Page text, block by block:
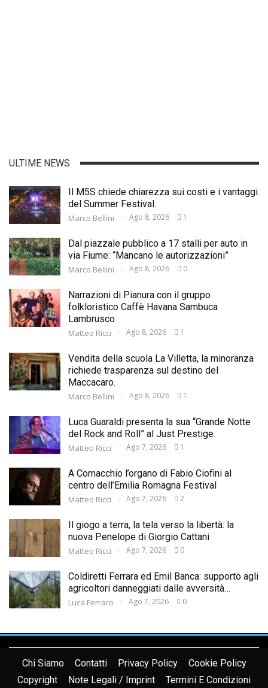
ULTIME NEWS
Il M5S chiede chiarezza sui costi e i vantaggi
del Summer Festival.
Marco Bellini Ago 8, 2026 1
Dal piazzale pubblico a 17 stalli per auto in
via Fiume: “Mancano le autorizzazioni”
Marco Bellini Ago 8, 2026 0
Narrazioni di Pianura con il gruppo
folkloristico Caffè Havana Sambuca
Lambrusco
Matteo Ricci Ago 8, 2026 1
Vendita della scuola La Villetta, la minoranza
richiede trasparenza sul destino del
Maccacaro.
Marco Bellini Ago 8, 2026 1
Luca Guaraldi presenta la sua “Grande Notte
del Rock and Roll” al Just Prestige.
Matteo Ricci Ago 7, 2026 1
A Comacchio l’organo di Fabio Ciofini al
centro dell’Emilia Romagna Festival
Matteo Ricci Ago 7, 2026 2
Il giogo a terra, la tela verso la libertà: la
nuova Penelope di Giorgio Cattani
Matteo Ricci Ago 7, 2026 0
Coldiretti Ferrara ed Emil Banca: supporto agli
agricoltori danneggiati dalle avversità…
Luca Ferraro Ago 7, 2026 0
Chi Siamo Contatti Privacy Policy
Cookie Policy
Copyright
Note Legali / Imprint Termini E Condizioni